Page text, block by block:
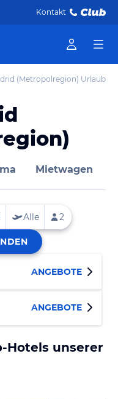
Kontakt
(Metropolregion) Urlaub
Mietwagen
ANGEBOTE
ANGEBOTE
Hotels unserer